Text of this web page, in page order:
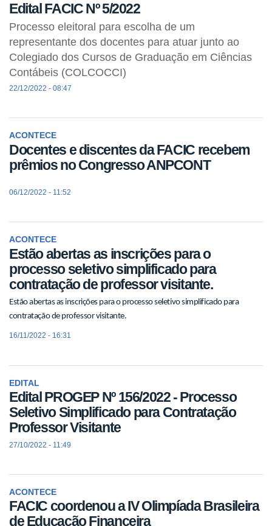
Edital FACIC Nº 5/2022
Processo eleitoral para escolha de um
representante dos docentes para atuar junto ao
Colegiado dos Cursos de Graduação em Ciências
Contábeis (COLCOCCI)
22/12/2022 - 08:47
ACONTECE
Docentes e discentes da FACIC recebem
prêmios no Congresso ANPCONT
06/12/2022 - 11:52
ACONTECE
Estão abertas as inscrições para o
processo seletivo simplificado para
contratação de professor visitante.
Estão abertas as inscrições para o processo seletivo simplificado para
contratação de professor visitante.
16/11/2022 - 16:31
EDITAL
Edital PROGEP Nº 156/2022 - Processo
Seletivo Simplificado para Contratação
Professor Visitante
27/10/2022 - 11:49
ACONTECE
FACIC coordenou a IV Olimpíada Brasileira
de Educação Financeira